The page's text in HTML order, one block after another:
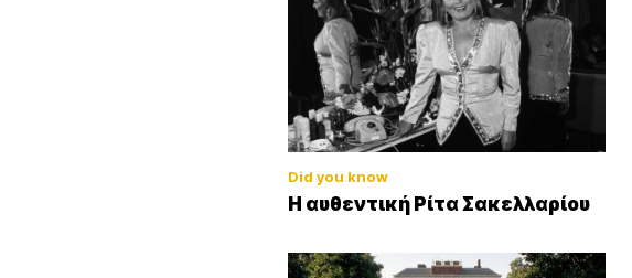
Did you know
Η αυθεντική Ρίτα Σακελλαρίου